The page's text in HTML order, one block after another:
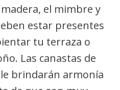
el mimbre y
estar presentes
tu terraza o
Las canastas de
brindarán armonía